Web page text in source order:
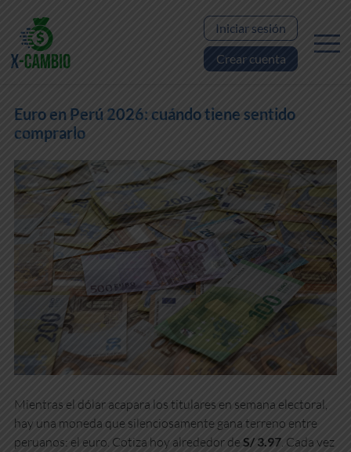
Iniciar sesión
Crear cuenta
Euro en Perú 2026: cuándo tiene sentido
comprarlo
Mientras el dólar acapara los titulares en semana electoral,
hay una moneda que silenciosamente gana terreno entre
peruanos: el euro. Cotiza hoy alrededor de S/ 3.97 . Cada vez